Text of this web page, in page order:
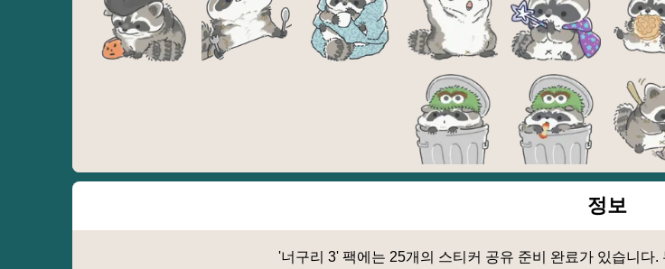
정보
'너구리 3' 팩에는 25개의 스티커 공유 준비 완료가 있습니다